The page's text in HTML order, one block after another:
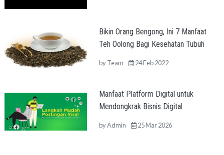
Bikin Orang Bengong, Ini 7 Manfaat
Teh Oolong Bagi Kesehatan Tubuh
byTeam 24 Feb 2022
Manfaat Platform Digital untuk
Mendongkrak Bisnis Digital
byAdmin 25 Mar 2026